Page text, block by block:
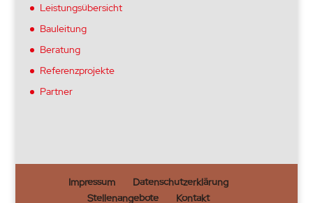
Leistungsübersicht
Bauleitung
Beratung
Referenzprojekte
Partner
Impressum
Datenschutzerklärung
Stellenangebote
Kontakt